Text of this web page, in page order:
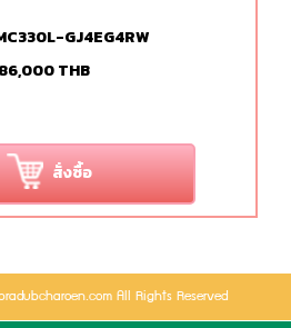
GJ4EG4RW
86,000THB
สั่งซื้อ
All Rights Reserved